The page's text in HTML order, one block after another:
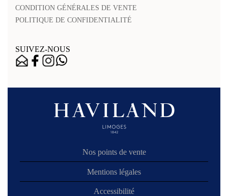
CONDITION GÉNÉRALES DE VENTE
POLITIQUE DE CONFIDENTIALITÉ
SUIVEZ-NOUS
Nos points de vente
Mentions légales
Accessibilité